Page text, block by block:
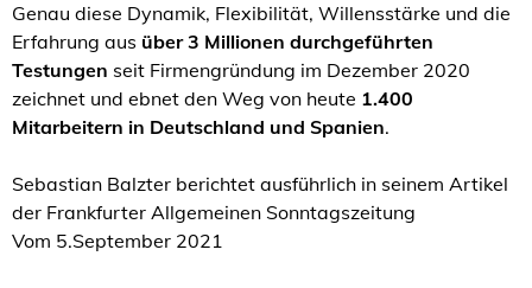
Genau diese Dynamik, Flexibilität, Willensstärke und die
Erfahrung aus über 3 Millionen durchgeführten
Testungen seit Firmengründung im Dezember 2020
zeichnet und ebnet den Weg von heute 1.400
Mitarbeitern in Deutschland und Spanien.
Sebastian Balzter berichtet ausführlich in seinem Artikel
der Frankfurter Allgemeinen Sonntagszeitung
Vom 5.September 2021